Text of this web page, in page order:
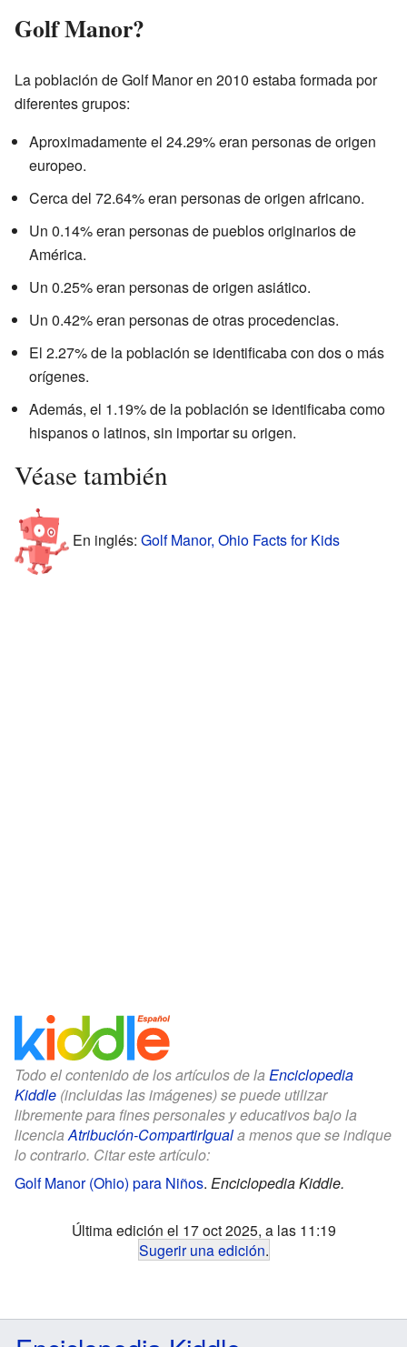
Golf Manor?
La población de Golf Manor en 2010 estaba formada por
diferentes grupos:
Aproximadamente el 24.29% eran personas de origen
europeo.
Cerca del 72.64% eran personas de origen africano.
Un 0.14% eran personas de pueblos originarios de
América.
Un 0.25% eran personas de origen asiático.
Un 0.42% eran personas de otras procedencias.
El 2.27% de la población se identificaba con dos o más
orígenes.
Además, el 1.19% de la población se identificaba como
hispanos o latinos, sin importar su origen.
Véase también
En inglés: Golf Manor, Ohio Facts for Kids
Todo el contenido de los artículos de la Enciclopedia
Kiddle (incluidas las imágenes) se puede utilizar
libremente para fines personales y educativos bajo la
licenciaAtribución-CompartirIguala menos que se indique
lo contrario. Citar este artículo:
Golf Manor (Ohio) para Niños. Enciclopedia Kiddle.
Última edición el 17 oct 2025, a las 11:19
Sugerir una edición.